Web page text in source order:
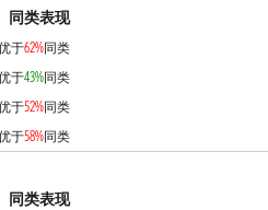
同类表现
于62%同类
于43%同类
于52%同类
于58%同类
同类表现